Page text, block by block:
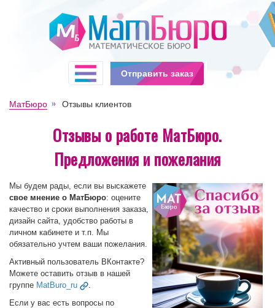
МатБюро Отзывы клиентов
Отзывы о работе МатБюро.
Предложения и пожелания
Мы будем рады, если вы выскажете
свое мнение о МатБюро: оцените
качество и сроки выполнения заказа,
дизайн сайта, удобство работы в
личном кабинете и т.п. Мы
обязательно учтем ваши пожелания.
Активный пользователь ВКонтакте?
Можете оставить отзыв в нашей
группе MatBuro_ru
.
Если у вас есть вопросы по
Отправить заказ